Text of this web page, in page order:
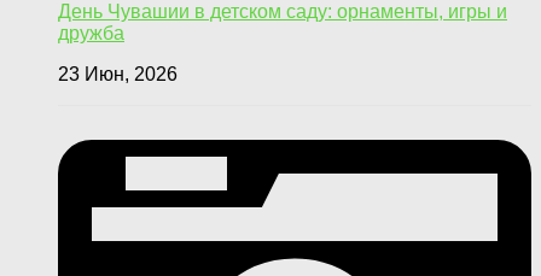
День Чувашии в детском саду: орнаменты, игры и
дружба
23 Июн, 2026